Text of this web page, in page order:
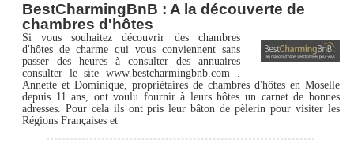
BestCharmingBnB : A la découverte de
chambres d'hôtes
Si vous souhaitez découvrir des chambres
d'hôtes de charme qui vous conviennent sans
passer des heures à consulter des annuaires
consulter le site www.bestcharmingbnb.com .
Annette et Dominique, propriétaires de chambres d'hôtes en Moselle
depuis 11 ans, ont voulu fournir à leurs hôtes un carnet de bonnes
adresses. Pour cela ils ont pris leur bâton de pèlerin pour visiter les
Régions Françaises et